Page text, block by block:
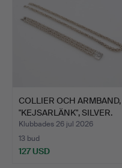
COLLIER OCH ARMBAND,
"KEJSARLÄNK", SILVER.
Klubbades 26 jul 2026
13 bud
127 USD